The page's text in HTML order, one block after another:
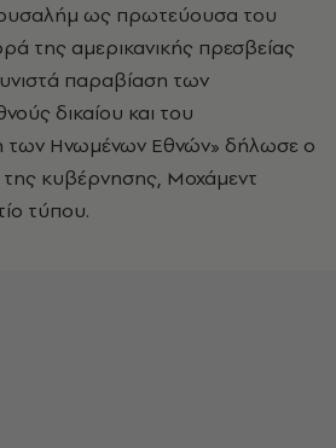
ως πρωτεύουσα του
της αμερικανικής πρεσβείας
παραβίαση των
δικαίου και του
των Ηνωμένων Εθνών» δήλωσε ο
κυβέρνησης, Μοχάμεντ
τύπου.